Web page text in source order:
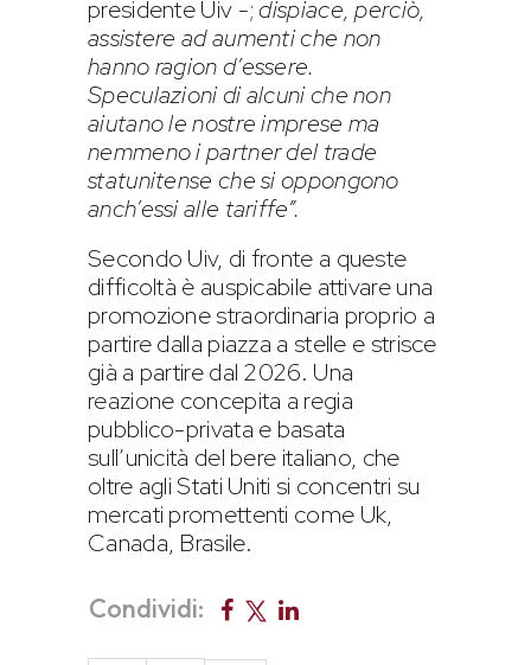
presidente Uiv -;dispiace, perciò,
assistere ad aumenti che non
hanno ragion d’essere.
Speculazioni di alcuni che non
aiutano le nostre imprese ma
nemmeno i partner del trade
statunitense che si oppongono
anch’essi alle tariffe”.
Secondo Uiv, di fronte a queste
difficoltà è auspicabile attivare una
promozione straordinaria proprio a
partire dalla piazza a stelle e strisce
già a partire dal 2026. Una
reazione concepita a regia
pubblico-privata e basata
sull’unicità del bere italiano, che
oltre agli Stati Uniti si concentri su
mercati promettenti come Uk,
Canada, Brasile.
Condividi: